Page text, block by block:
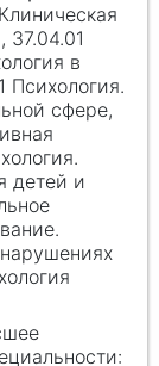
37.04.01
в
Психология.
сфере,
детей и